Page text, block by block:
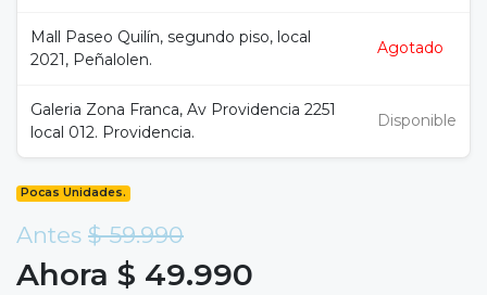
Mall Paseo Quilín, segundo piso, local
2021, Peñalolen.
Agotado
Galeria Zona Franca, Av Providencia 2251
local 012. Providencia.
Disponible
Pocas Unidades.
Antes $ 59.990
Ahora $ 49.990